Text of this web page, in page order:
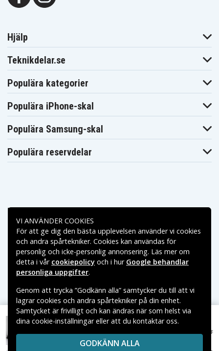
278 kr
Hjälp
Teknikdelar.se
Populära kategorier
Populära iPhone-skal
Populära Samsung-skal
Populära reservdelar
Betalningsalternativ
Leveransalternativ
Copyright © 2026, Spares Nordic AB
VARUMÄRKEN SOM NÄMNS PÅ SIDAN TILLHÖR RESPEKTIVE
VARUMÄRKES ÄGARE.
VI ANVÄNDER COOKIES
För att ge dig den bästa upplevelsen använder vi cookies
och andra spårtekniker. Cookies kan användas för
personlig och icke-personlig annonsering. Läs mer om
detta i vår cookiepolicy och i hur Google behandlar
personliga uppgifter.
Genom att trycka ”Godkänn alla” samtycker du till att vi
lagrar cookies och andra spårtekniker på din enhet.
Samtycket är frivilligt och kan ändras när som helst via
dina cookie-inställningar eller att du kontaktar oss.
GODKÄNN ALLA